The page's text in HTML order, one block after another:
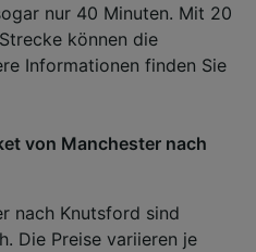
nur 40 Minuten. Mit 20
können die
Informationen finden Sie
von Manchester nach
nach Knutsford sind
Die Preise variieren je